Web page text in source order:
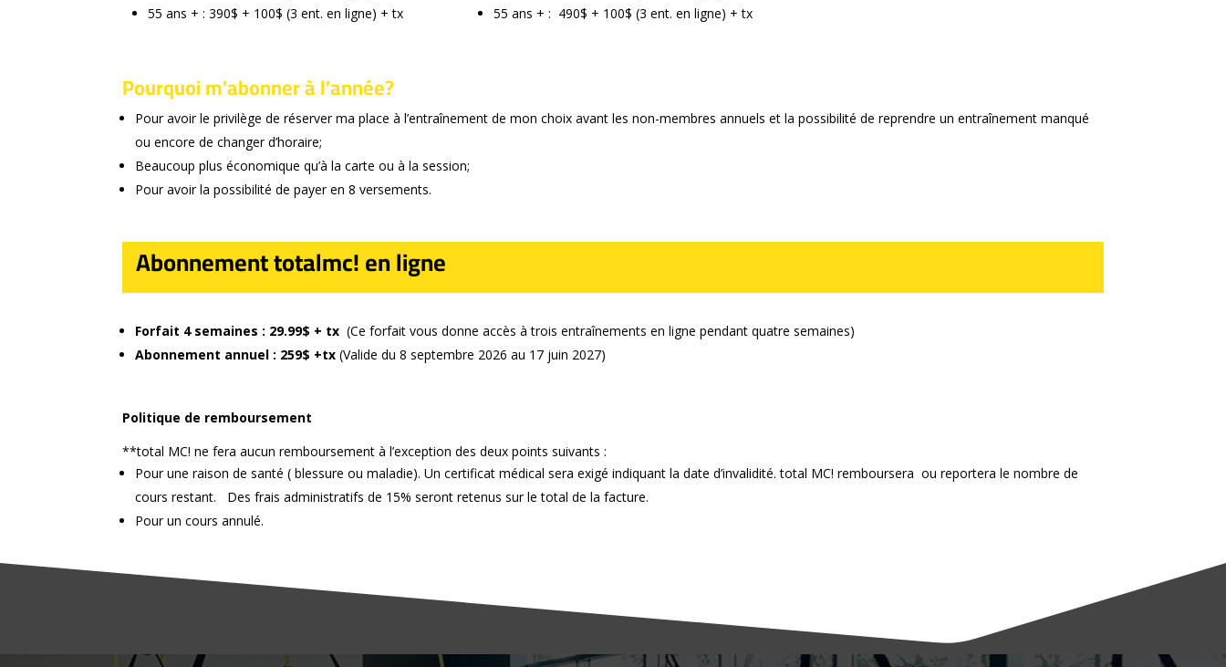
55 ans + : 390$ + 100$ (3 ent. en ligne) + tx
55 ans + : 490$ + 100$ (3 ent. en ligne) + tx
Pourquoi m’abonner à l’année?
Pour avoir le privilège de réserver ma place à l’entraînement de mon choix avant les non-membres annuels etla possibilité de reprendre un entraînement manqué
ou encore de changer d’horaire;
Beaucoup plus économique qu’à la carte ou à la session;
Pour avoir la possibilité de payer en 8 versements.
Abonnement totalmc! en ligne
Forfait 4 semaines : 29.99$ + tx(Ce forfait vous donne accès à trois entraînements en ligne pendant quatre semaines)
Abonnement annuel : 259$ +tx(Valide du 8 septembre 2026 au 17 juin 2027)
Politique de remboursement
**total MC! ne fera aucun remboursement à l’exception des deux points suivants :
Pour une raison de santé ( blessure ou maladie). Un certificat médical sera exigé indiquant la date d’invalidité. total MC! remboursera ou reportera le nombre de
cours restant. Des frais administratifs de 15% seront retenus sur le total de la facture.
Pour un cours annulé.